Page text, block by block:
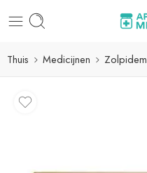
Thuis Medicijnen Zolpidem